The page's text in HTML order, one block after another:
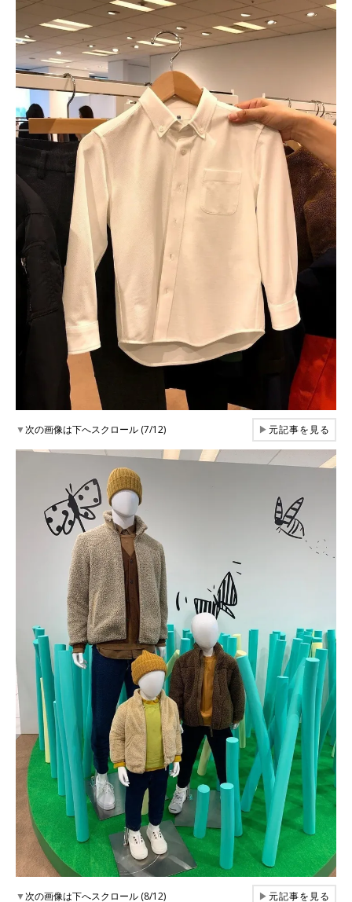
▼次の画像は下へスクロール (7/12) ▶元記事を見る
▼次の画像は下へスクロール (8/12) ▶元記事を見る